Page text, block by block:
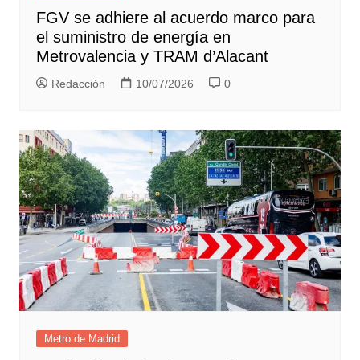
FGV se adhiere al acuerdo marco para
el suministro de energía en
Metrovalencia y TRAM d’Alacant
Redacción 10/07/2026 0
Metro de Madrid